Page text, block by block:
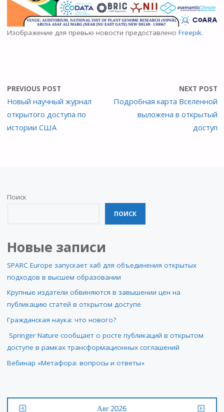
Изображение для превью новости предоставлено Freepik.
PREVIOUS POST
Новый научный журнал
открытого доступа по
истории США
NEXT POST
Подробная карта Вселенной
выложена в открытый
доступ
Поиск
ПОИСК
Новые записи
SPARC Europe запускает хаб для объединения открытых
подходов в высшем образовании
Крупные издатели обвиняются в завышении цен на
публикацию статей в открытом доступе
Гражданская наука: что нового?
Springer Nature сообщает о росте публикаций в открытом
доступе в рамках трансформационных соглашений
Вебинар «Метафора: вопросы и ответы»
Авг 2026